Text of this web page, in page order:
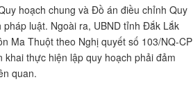
hoạch chung và Đồ án điều chỉnh Quy
luật. Ngoài ra, UBND tỉnh Đắk Lắk
Ma Thuột theo Nghị quyết số 103/NQ-CP
thực hiện lập quy hoạch phải đảm
quan.